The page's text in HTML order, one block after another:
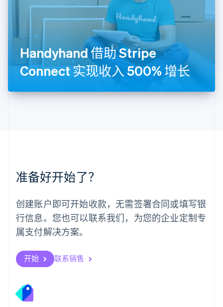
Handyhand 借助 Stripe
Connect 实现收入 500% 增长
准备好开始了？
创建账户即可开始收款，无需签署合同或填写银
行信息。您也可以联系我们，为您的企业定制专
属支付解决方案。
开始 联系销售
卢森堡
FrançaisDeutschEnglish
罗马尼亚
English
马尔他
English
马来西亚
美国
日本
日本語English
SvenskaEnglish
瑞士
DeutschFrançais ItalianoEnglish
塞浦路斯
斯洛伐克
English
English
泰国
ไทย